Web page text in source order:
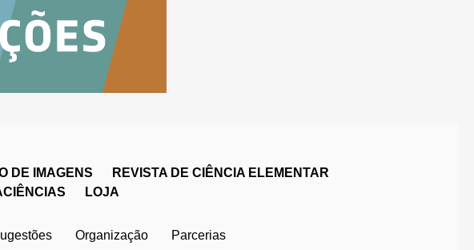
DE IMAGENS
REVISTA DE CIÊNCIA ELEMENTAR
LOJA
Organização Parcerias